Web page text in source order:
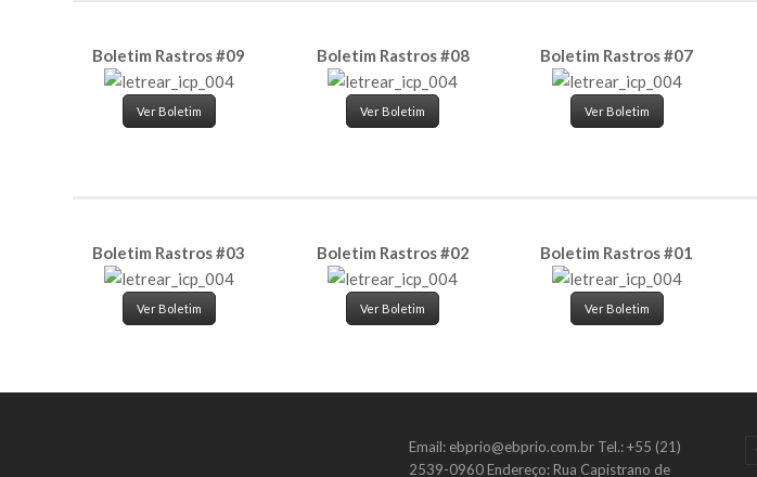
Boletim Rastros #09
Ver Boletim
Boletim Rastros #08
Ver Boletim
Boletim Rastros #07
Ver Boletim
Boletim Rastros #03
Ver Boletim
Boletim Rastros #02
Ver Boletim
Boletim Rastros #01
Ver Boletim
Email: ebprio@ebprio.com.br Tel.: +55 (21)
2539-0960 Endereço: Rua Capistrano de